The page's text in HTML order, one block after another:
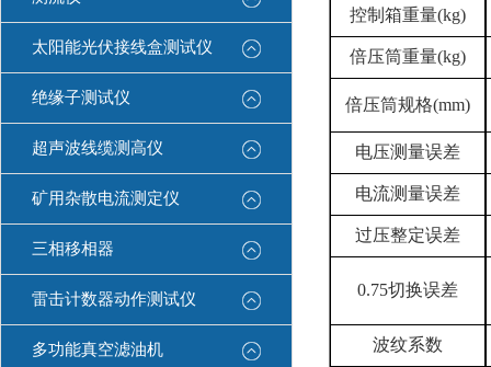
太阳能光伏接线盒测试仪
绝缘子测试仪
超声波线缆测高仪
矿用杂散电流测定仪
三相移相器
雷击计数器动作测试仪
多功能真空滤油机
控制箱重量(kg)
倍压筒重量(kg)
倍压筒规格(mm)
电压测量误差
电流测量误差
过压整定误差
0.75切换误差
波纹系数